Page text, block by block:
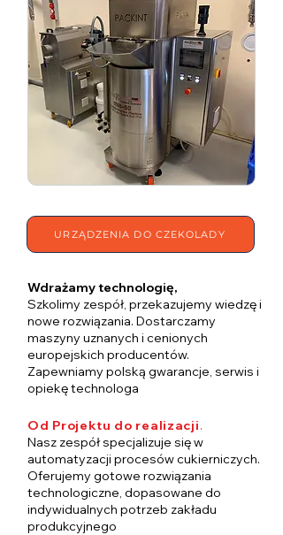
URZĄDZENIA DO CZEKOLADY
Wdrażamy technologię,
Szkolimy zespół, przekazujemy wiedzę i
nowe rozwiązania. Dostarczamy
maszyny uznanych i cenionych
europejskich producentów.
Zapewniamy polską gwarancje, serwis i
opiekę technologa
Od Projektu do realizacji.
Nasz zespół specjalizuje się w
automatyzacji procesów cukierniczych.
Oferujemy gotowe rozwiązania
technologiczne, dopasowane do
indywidualnych potrzeb zakładu
produkcyjnego